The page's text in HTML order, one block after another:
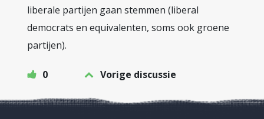
liberale partijen gaan stemmen (liberal
democrats en equivalenten, soms ook groene
partijen).
0 Vorige discussie